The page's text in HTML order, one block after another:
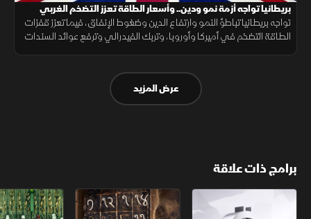
بريطانيا تواجه أزمة نمو ودين.. وأسعار الطاقة تعزز التضخم الغربي
تواجه بريطانيا تباطؤ النمو وارتفاع الدين وضغوط الإنفاق، فيما تعزز قفزات
الطاقة التضخم في أميركا وأوروبا، وتربك الفيدرالي وترفع عوائد السندات
عرض المزيد
برامج ذات علاقة
الأسواق الأميركية ملحمة الأرقام سلاسل